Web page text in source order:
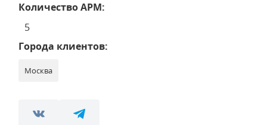
Количество АРМ:
5
Города клиентов:
Москва